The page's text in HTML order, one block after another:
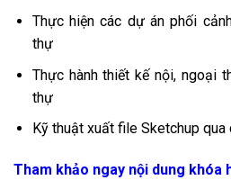
Thực hiện các dự án phối
thự
Thực hành thiết kế nội, ngoại
thự
Kỹ thuật xuất file Sketchup qua
Tham khảo ngay nội dung khóa